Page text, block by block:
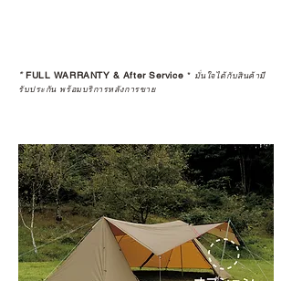
*FULL WARRANTY & After Service * มั่นใจได้กับสินค้ามี
รับประกัน พร้อมบริการหลังการขาย